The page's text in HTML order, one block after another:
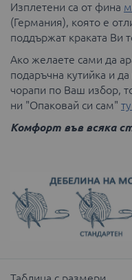
Изплетени са от фина
(Германия), която е
поддържат краката Ви
Ако желаете сами да
подаръчна кутийка и
чорапи по Ваш избор,
ни "Опаковай си сам"
Комфорт във всяка